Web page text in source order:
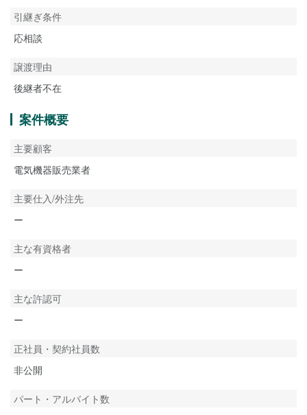
引継ぎ条件
応相談
譲渡理由
後継者不在
案件概要
主要顧客
電気機器販売業者
主要仕入/外注先
ー
主な有資格者
ー
主な許認可
ー
正社員・契約社員数
非公開
パート・アルバイト数